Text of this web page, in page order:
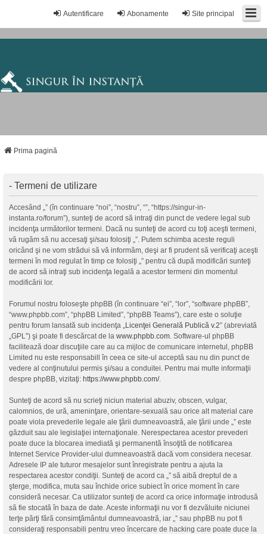
Site principal
Abonamente
Autentificare
Prima pagină
- Termeni de utilizare
Accesând „” (în continuare “noi”, “nostru”, “”, “https://singur-in-
instanta.ro/forum”), sunteţi de acord să intraţi din punct de vedere legal sub
incidenţa următorilor termeni. Dacă nu sunteţi de acord cu toţi aceşti termeni,
vă rugăm să nu accesaţi şi/sau folosiţi „”. Putem schimba aceste reguli
oricând şi ne vom strădui să vă informăm, deşi ar fi prudent să verificaţi aceşti
termeni în mod regulat în timp ce folosiţi „” pentru că după modificări sunteţi
de acord să intraţi sub incidenţa legală a acestor termeni din momentul
modificării lor.
Forumul nostru foloseşte phpBB (în continuare “ei”, “lor”, “software phpBB”,
“www.phpbb.com”, “phpBB Limited”, “phpBB Teams”), care este o soluţie
pentru forum lansată sub incidenţa „Licenţei Generală Publică v.2” (abreviată
„GPL”) şi poate fi descărcat de la www.phpbb.com. Software-ul phpBB
facilitează doar discuţiile care au ca mijloc de comunicare internetul, phpBB
Limited nu este responsabill în ceea ce site-ul acceptă sau nu din punct de
vedere al conţinutului permis şi/sau a conduitei. Pentru mai multe informaţii
despre phpBB, vizitaţi: https://www.phpbb.com/.
Sunteţi de acord să nu scrieţi niciun material abuziv, obscen, vulgar,
calomnios, de ură, ameninţare, orientare-sexuală sau orice alt material care
poate viola prevederile legale ale ţării dumneavoastră, ale ţării unde „” este
găzduit sau ale legislaţiei internaţionale. Nerespectarea acestor prevederi
poate duce la blocarea imediată şi permanentă însoţită de notificarea
Internet Service Provider-ului dumneavoastră dacă vom considera necesar.
Adresele IP ale tuturor mesajelor sunt înregistrate pentru a ajuta la
respectarea acestor condiţii. Sunteţi de acord ca „” să aibă dreptul de a
şterge, modifica, muta sau închide orice subiect în orice moment în care
consideră necesar. Ca utilizator sunteţi de acord ca orice informaţie introdusă
să fie stocată în baza de date. Aceste informaţii nu vor fi dezvăluite niciunei
terţe părţi fără consimţământul dumneavoastră, iar „” sau phpBB nu pot fi
consideraţi responsabili pentru vreo încercare de hacking care poate duce la